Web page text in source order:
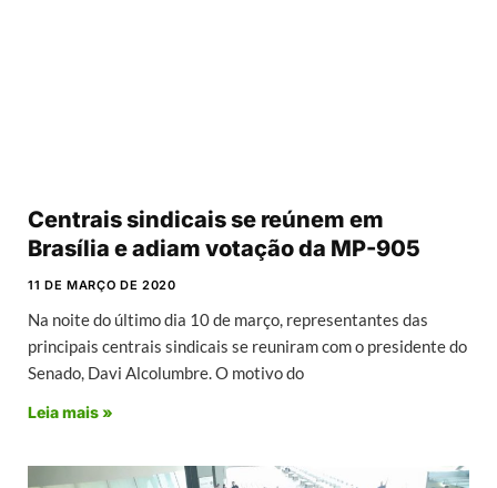
Centrais sindicais se reúnem em
Brasília e adiam votação da MP-905
11 DE MARÇO DE 2020
Na noite do último dia 10 de março, representantes das
principais centrais sindicais se reuniram com o presidente do
Senado, Davi Alcolumbre. O motivo do
Leia mais »